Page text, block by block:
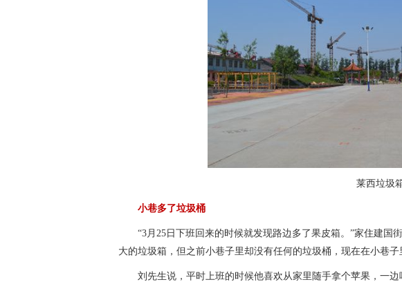
莱西垃圾
小巷多了垃圾桶
“3月25日下班回来的时候就发现路边多了果皮箱。”家住建国
大的垃圾箱，但之前小巷子里却没有任何的垃圾桶，现在在小巷子
刘先生说，平时上班的时候他喜欢从家里随手拿个苹果，一